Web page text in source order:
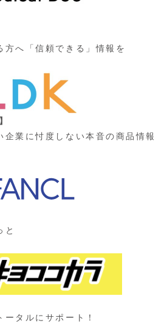
方へ「信頼できる」情報を
企業に忖度しない本音の商品情報
と
タルにサポート！